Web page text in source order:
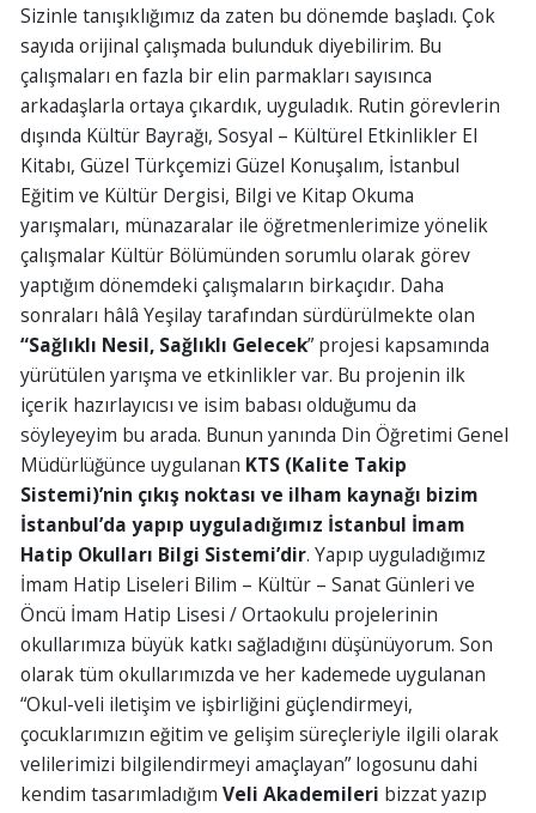
Sizinle tanışıklığımız da zaten bu dönemde başladı. Çok
sayıda orijinal çalışmada bulunduk diyebilirim. Bu
çalışmaları en fazla bir elin parmakları sayısınca
arkadaşlarla ortaya çıkardık, uyguladık. Rutin görevlerin
dışında Kültür Bayrağı, Sosyal – Kültürel Etkinlikler El
Kitabı, Güzel Türkçemizi Güzel Konuşalım, İstanbul
Eğitim ve Kültür Dergisi, Bilgi ve Kitap Okuma
yarışmaları, münazaralar ile öğretmenlerimize yönelik
çalışmalar Kültür Bölümünden sorumlu olarak görev
yaptığım dönemdeki çalışmaların birkaçıdır. Daha
sonraları hâlâ Yeşilay tarafından sürdürülmekte olan
“Sağlıklı Nesil, Sağlıklı Gelecek” projesi kapsamında
yürütülen yarışma ve etkinlikler var. Bu projenin ilk
içerik hazırlayıcısı ve isim babası olduğumu da
söyleyeyim bu arada. Bunun yanında Din Öğretimi Genel
Müdürlüğünce uygulanan KTS (Kalite Takip
Sistemi)’nin çıkış noktası ve ilham kaynağı bizim
İstanbul’da yapıp uyguladığımız İstanbul İmam
Hatip Okulları Bilgi Sistemi’dir. Yapıp uyguladığımız
İmam Hatip Liseleri Bilim – Kültür – Sanat Günleri ve
Öncü İmam Hatip Lisesi / Ortaokulu projelerinin
okullarımıza büyük katkı sağladığını düşünüyorum. Son
olarak tüm okullarımızda ve her kademede uygulanan
“Okul-veli iletişim ve işbirliğini güçlendirmeyi,
çocuklarımızın eğitim ve gelişim süreçleriyle ilgili olarak
velilerimizi bilgilendirmeyi amaçlayan” logosunu dahi
kendim tasarımladığım Veli Akademileri bizzat yazıp